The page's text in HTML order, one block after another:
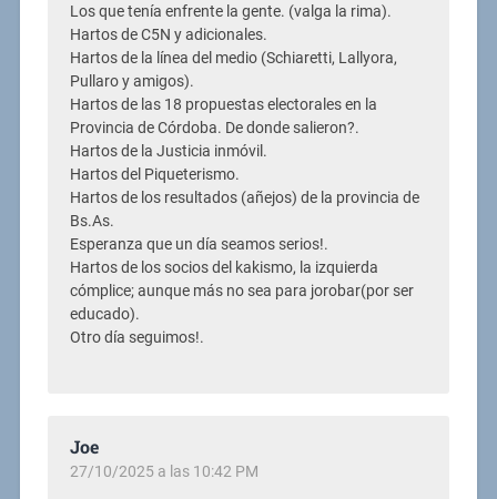
Los que tenía enfrente la gente. (valga la rima).
Hartos de C5N y adicionales.
Hartos de la línea del medio (Schiaretti, Lallyora,
Pullaro y amigos).
Hartos de las 18 propuestas electorales en la
Provincia de Córdoba. De donde salieron?.
Hartos de la Justicia inmóvil.
Hartos del Piqueterismo.
Hartos de los resultados (añejos) de la provincia de
Bs.As.
Esperanza que un día seamos serios!.
Hartos de los socios del kakismo, la izquierda
cómplice; aunque más no sea para jorobar(por ser
educado).
Otro día seguimos!.
Joe
27/10/2025 a las 10:42 PM